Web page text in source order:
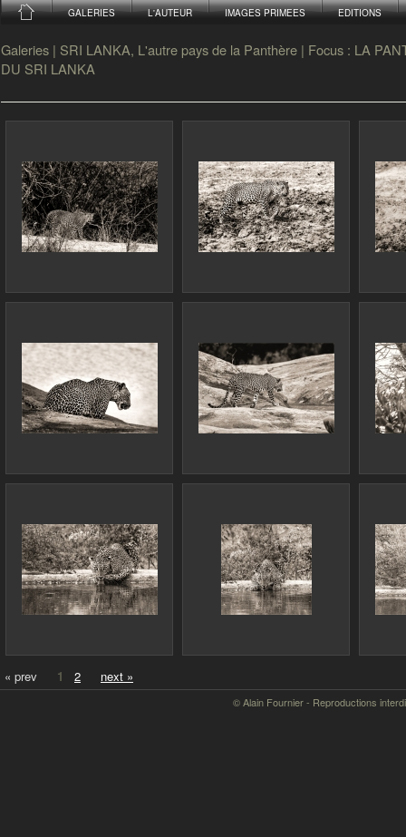
GALERIES L'AUTEUR IMAGES PRIMEES EDITIONS
Galeries | SRI LANKA, L'autre pays de la Panthère | Focus : LA
DU SRI LANKA
« prev 1 2 next »
© Alain Fournier - Reproductions